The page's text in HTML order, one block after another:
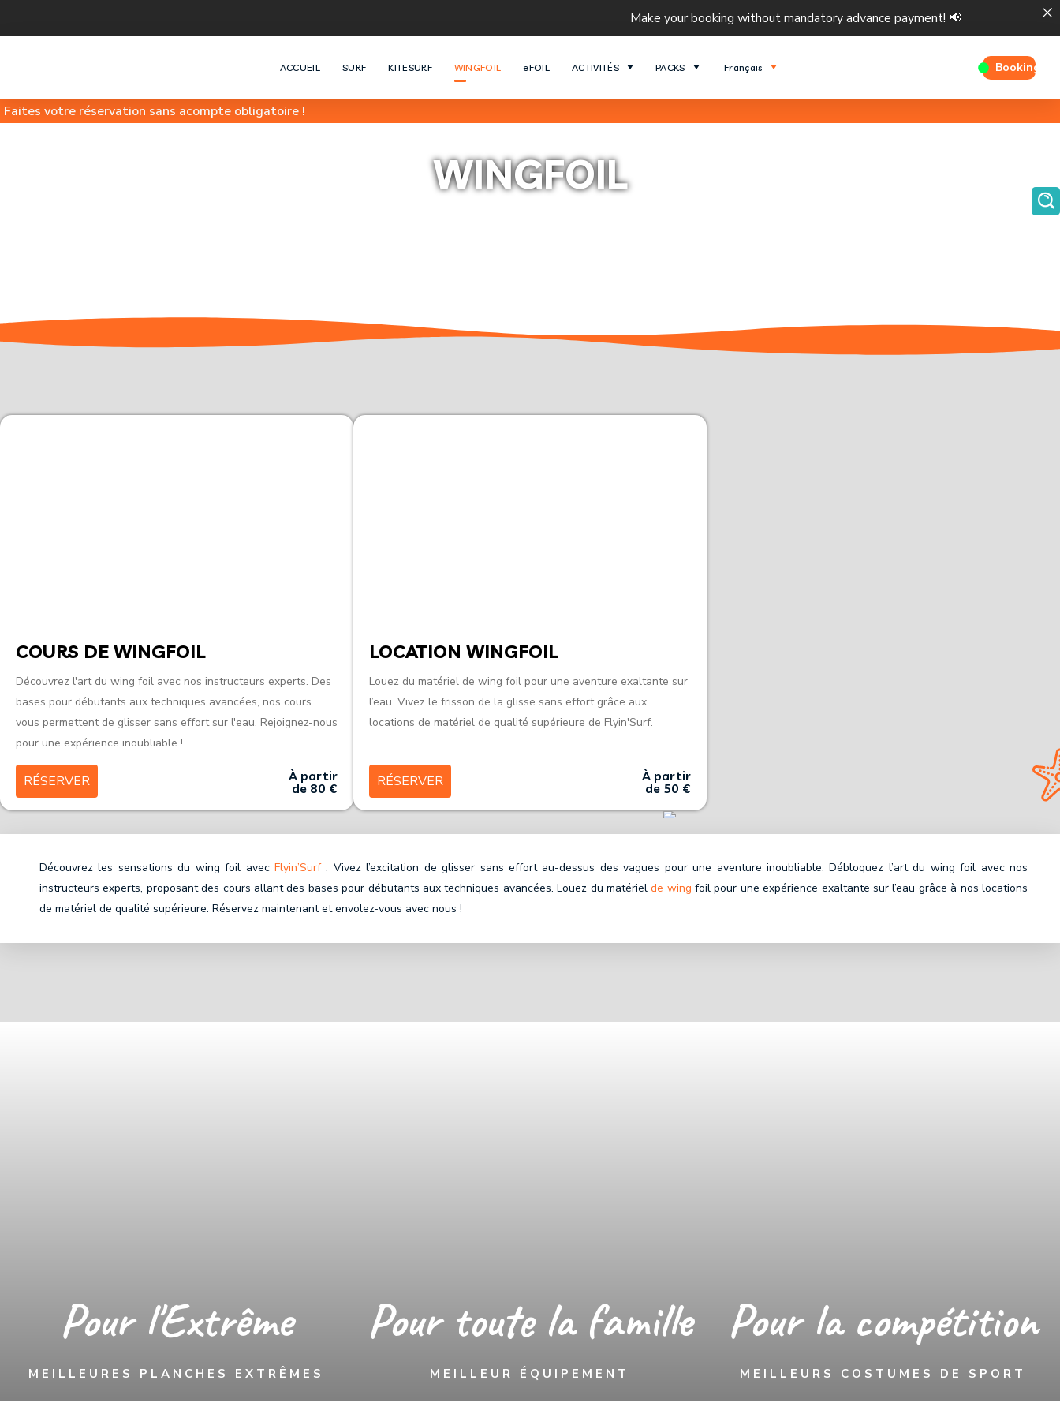
Make your booking without mandatory advance
ACCUEIL SURF KITESURF WINGFOIL eFOIL ACTIVITÉS PACKS Français Booking
Faites votre réservation sans acompte obligatoire !
WINGFOIL
COURS DE WINGFOIL
Découvrez l'art du wing foil avec nos instructeurs experts. Des
bases pour débutants aux techniques avancées, nos cours
vous permettent de glisser sans effort sur l'eau. Rejoignez-nous
pour une expérience inoubliable !
RÉSERVER
À partir
de 80 €
LOCATION WINGFOIL
Louez du matériel de wing foil pour une aventure exaltante sur
l’eau. Vivez le frisson de la glisse sans effort grâce aux
locations de matériel de qualité supérieure de Flyin'Surf.
RÉSERVER
À partir
de 50 €
Découvrez les sensations du wing foil avec Flyin’Surf. Vivez l’excitation de glisser sans effort au-dessus des vagues pour une aventure inoubliable. Débloquez l’art du wing foil avec nos
instructeurs experts, proposant des cours allant des bases pour débutants aux techniques avancées. Louez du matérielde wing foil pour une expérience exaltante sur l’eau grâce à nos locations
de matériel de qualité supérieure. Réservez maintenant et envolez-vous avec nous !
Pour l'Extrême
MEILLEURES PLANCHES EXTRÊMES
Pour toute la famille
MEILLEUR ÉQUIPEMENT
Pour la compétition
MEILLEURS COSTUMES DE SPORT